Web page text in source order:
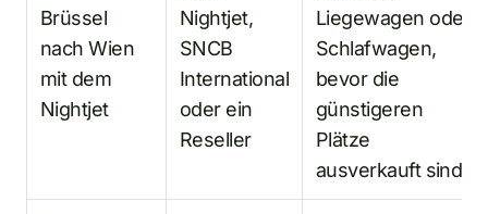
Brüssel
nach Wien
mit dem
Nightjet
Nightjet,
SNCB
International
oder ein
Reseller
Liegewagen oder
Schlafwagen,
bevor die
günstigeren
Plätze
ausverkauft sind